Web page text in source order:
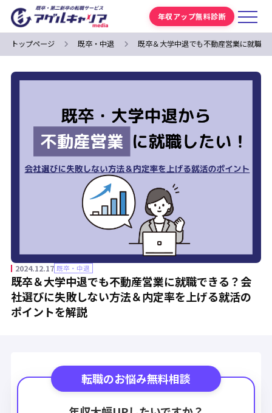
年収アップ無料診断
トップページ 既卒・中退 既卒＆大学中退でも不動産営業に就職
2024.12.17 既卒・中退
既卒＆大学中退でも不動産営業に就職できる？会
社選びに失敗しない方法＆内定率を上げる就活の
ポイントを解説
転職のお悩み無料相談